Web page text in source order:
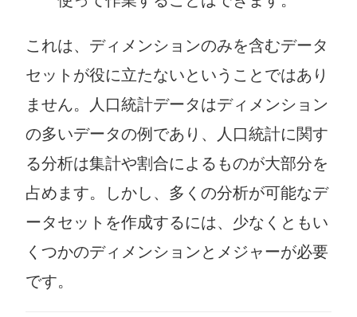
これは、ディメンションのみを含むデータ
セットが役に立たないということではあり
ません。人口統計データはディメンション
の多いデータの例であり、人口統計に関す
る分析は集計や割合によるものが大部分を
占めます。しかし、多くの分析が可能なデ
ータセットを作成するには、少なくともい
くつかのディメンションとメジャーが必要
です。